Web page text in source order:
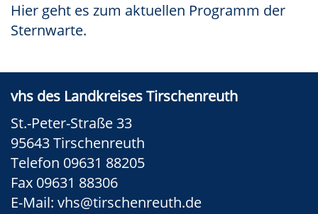
Hier geht es zum aktuellen Programm der
Sternwarte.
vhs des Landkreises Tirschenreuth
St.-Peter-Straße 33
95643 Tirschenreuth
Telefon 09631 88205
Fax 09631 88306
E-Mail: vhs@tirschenreuth.de